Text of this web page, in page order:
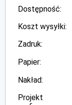
Dostępność:
Koszt wysyłki:
Zadruk:
Papier:
Nakład:
Projekt